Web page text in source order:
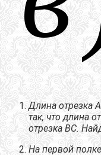
Длина отрезка
так, что длина
отрезка ВС.
На первой